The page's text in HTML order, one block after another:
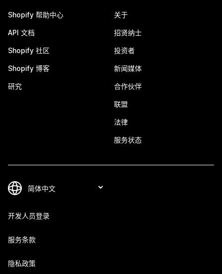
Shopify 帮助中心
API 文档
Shopify 社区
Shopify 博客
研究
关于
招贤纳士
投资者
新闻媒体
合作伙伴
联盟
法律
服务状态
开发人员登录
服务条款
隐私政策